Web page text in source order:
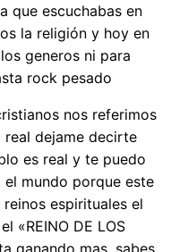
que escuchabas en
la religión y hoy en
generos ni para
rock pesado
nos referimos
dejame decirte
es real y te puedo
mundo porque este
espirituales el
«REINO DE LOS
ganando mas, sabes